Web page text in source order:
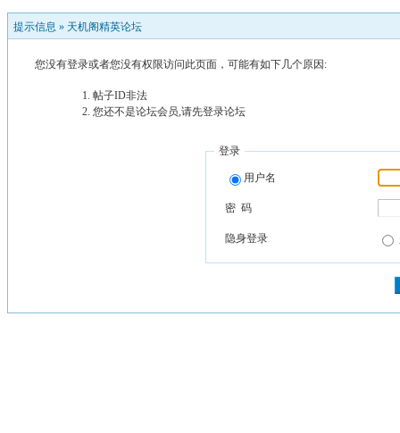
提示信息 » 天机阁精英论坛
您没有登录或者您没有权限访问此页面，可能有如下几个原因:
帖子ID非法
您还不是论坛会员,请先登录论坛
登录
用户名
密 码
隐身登录